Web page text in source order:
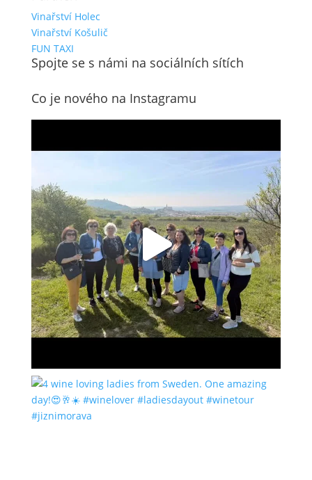
Vinařství Holec
Vinařství Košulič
FUN TAXI
Spojte se s námi na sociálních sítích
Co je nového na Instagramu